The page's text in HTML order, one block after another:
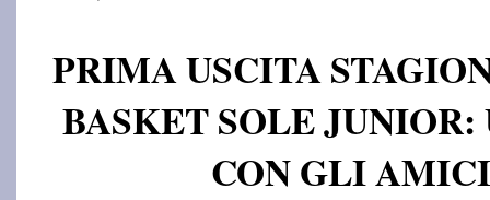
PRIMA USCITA
BASKET SOLE
CON GLI